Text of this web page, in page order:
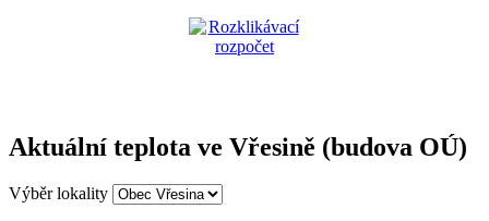
Aktuální teplota ve Vřesině (budova OÚ)
Výběr lokality